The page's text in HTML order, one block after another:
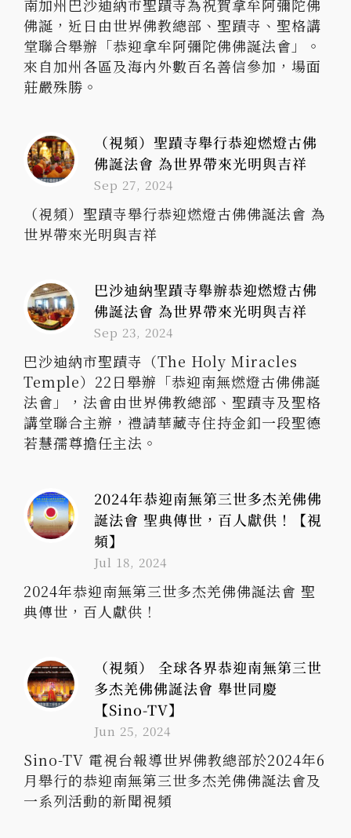
南加州巴沙迪納市聖蹟寺為祝賀拿牟阿彌陀佛
佛誕，近日由世界佛教總部、聖蹟寺、聖格講
堂聯合舉辦「恭迎拿牟阿彌陀佛佛誕法會」。
來自加州各區及海內外數百名善信參加，場面
莊嚴殊勝。
（視頻）聖蹟寺舉行恭迎燃燈古佛
佛誕法會 為世界帶來光明與吉祥
Sep 27, 2024
（視頻）聖蹟寺舉行恭迎燃燈古佛佛誕法會 為
世界帶來光明與吉祥
巴沙迪納聖蹟寺舉辦恭迎燃燈古佛
佛誕法會 為世界帶來光明與吉祥
Sep 23, 2024
巴沙迪納市聖蹟寺（The Holy Miracles
Temple）22日舉辦「恭迎南無燃燈古佛佛誕
法會」，法會由世界佛教總部、聖蹟寺及聖格
講堂聯合主辦，禮請華藏寺住持金釦一段聖德
若慧孺尊擔任主法。
2024年恭迎南無第三世多杰羌佛佛
誕法會 聖典傳世，百人獻供！【視
頻】
Jul 18, 2024
2024年恭迎南無第三世多杰羌佛佛誕法會 聖
典傳世，百人獻供！
（視頻） 全球各界恭迎南無第三世
多杰羌佛佛誕法會 舉世同慶
【Sino-TV】
Jun 25, 2024
Sino-TV 電視台報導世界佛教總部於2024年6
月舉行的恭迎南無第三世多杰羌佛佛誕法會及
一系列活動的新聞視頻